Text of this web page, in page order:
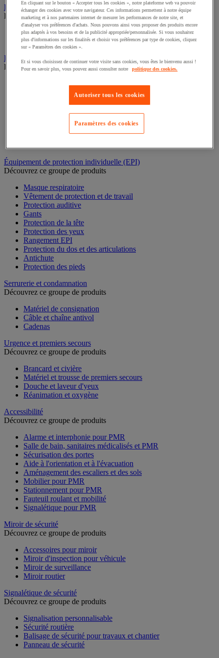
Rééducation et réadaptation
Découvrez ce groupe de produits
Électrostimulation et ultrason
Rééducation
Bac de rétention et matériel de rétention
Découvrez ce groupe de produits
Support de soutirage pour fûts
Conteneur et bungalow de stockage extérieur
Box de stockage
Bac de rétention
Équipement de protection individuelle (EPI)
Découvrez ce groupe de produits
Masque respiratoire
Vêtement de protection et de travail
Protection auditive
Gants
Protection de la tête
Protection des yeux
Rangement EPI
Protection du dos et des articulations
Antichute
Protection des pieds
Serrurerie et condamnation
Découvrez ce groupe de produits
Matériel de consignation
Câble et chaîne antivol
Cadenas
Urgence et premiers secours
Découvrez ce groupe de produits
Brancard et civière
Matériel et trousse de premiers secours
Douche et laveur d'yeux
Réanimation et oxygène
Accessibilité
Découvrez ce groupe de produits
Alarme et interphonie pour PMR
Salle de bain, sanitaires médicalisés et PMR
Sécurisation des portes
Aide à l'orientation et à l'évacuation
Aménagement des escaliers et des sols
Mobilier pour PMR
Stationnement pour PMR
Fauteuil roulant et mobilité
Signalétique pour PMR
Miroir de sécurité
Découvrez ce groupe de produits
Accessoires pour miroir
Miroir d'inspection pour véhicule
Miroir de surveillance
Miroir routier
Signalétique de sécurité
Découvrez ce groupe de produits
Signalisation personnalisable
Sécurité routière
Balisage de sécurité pour travaux et chantier
Panneau de sécurité
En cliquant sur le bouton « Accepter tous les cookies », notre plateforme web va pouvoir
échanger des cookies avec votre navigateur. Ces informations permettent à notre équipe
marketing et à nos partenaires internet de mesurer les performances de notre site, et
d'analyser vos préférences d'achats. Nous pouvons ainsi vous proposer des produits encore
plus adaptés à vos besoins et de la publicité appropriée/personnalisée. Si vous souhaitez
plus d'informations sur les finalités et choisir vos préférences par type de cookies, cliquez
sur « Paramètres des cookies ».
Et si vous choisissez de continuer votre visite sans cookies, vous êtes le bienvenu aussi !
Pour en savoir plus, vous pouvez aussi consulter notre
politique des cookies.
Autoriser tous les cookies
Paramètres des cookies